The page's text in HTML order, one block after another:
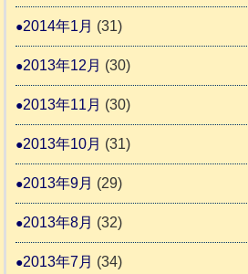
2014年1月 (31)
2013年12月 (30)
2013年11月 (30)
2013年10月 (31)
2013年9月 (29)
2013年8月 (32)
2013年7月 (34)